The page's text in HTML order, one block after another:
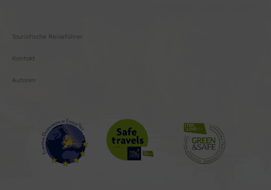
Touristische Reiseführer
Kontakt
Autoren